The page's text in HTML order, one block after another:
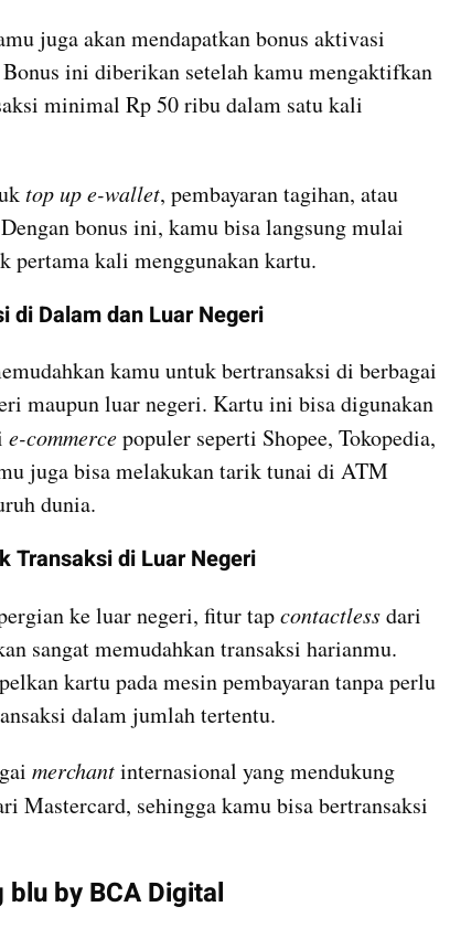
juga akan mendapatkan bonus aktivasi
ini diberikan setelah kamu mengaktifkan
minimal Rp 50 ribu dalam satu kali
top up e-wallet, pembayaran tagihan, atau
bonus ini, kamu bisa langsung mulai
pertama kali menggunakan kartu.
di Dalam dan Luar Negeri
kamu untuk bertransaksi di berbagai
maupun luar negeri. Kartu ini bisa digunakan
e-commerce populer seperti Shopee, Tokopedia,
juga bisa melakukan tarik tunai di ATM
dunia.
Transaksi di Luar Negeri
ke luar negeri, fitur tap contactless dari
sangat memudahkan transaksi harianmu.
kartu pada mesin pembayaran tanpa perlu
dalam jumlah tertentu.
merchant internasional yang mendukung
Mastercard, sehingga kamu bisa bertransaksi
blu by BCA Digital